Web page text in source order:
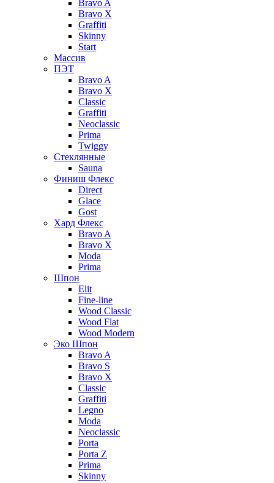
Bravo A
Bravo X
Graffiti
Skinny
Start
Массив
ПЭТ
Bravo A
Bravo X
Classic
Graffiti
Neoclassic
Prima
Twiggy
Стеклянные
Sauna
Финиш Флекс
Direct
Glace
Gost
Хард Флекс
Bravo A
Bravo X
Moda
Prima
Шпон
Elit
Fine-line
Wood Classic
Wood Flat
Wood Modern
Эко Шпон
Bravo A
Bravo S
Bravo X
Classic
Graffiti
Legno
Moda
Neoclassic
Porta
Porta Z
Prima
Skinny